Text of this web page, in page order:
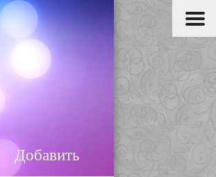
Добавить